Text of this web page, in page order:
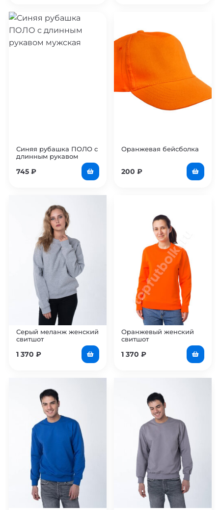
Синяя рубашка ПОЛО с
длинным рукавом
745 ₽
Оранжевая бейсболка
200 ₽
Серый меланж женский
свитшот
1 370 ₽
Оранжевый женский
свитшот
1 370 ₽